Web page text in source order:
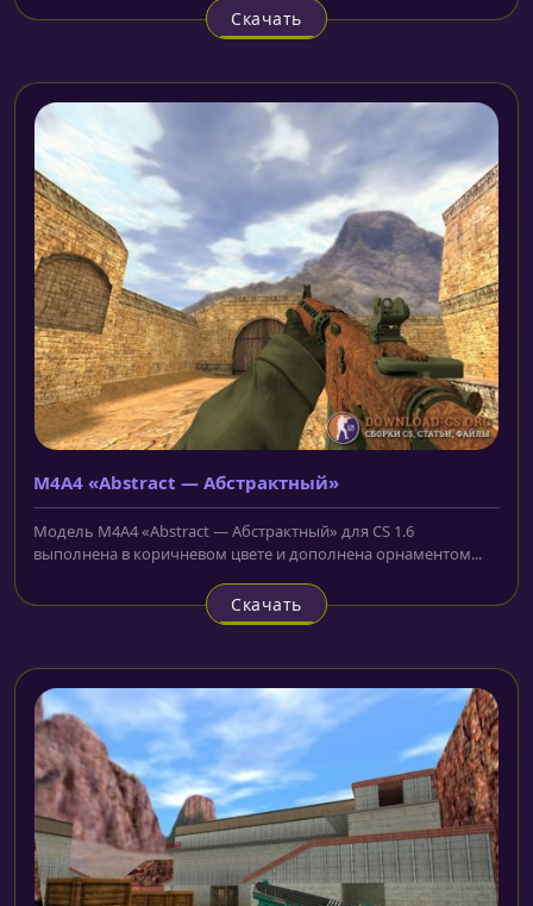
Скачать
M4A4 «Abstract — Абстрактный»
Модель M4A4 «Abstract — Абстрактный» для CS 1.6
выполнена в коричневом цвете и дополнена орнаментом...
Скачать